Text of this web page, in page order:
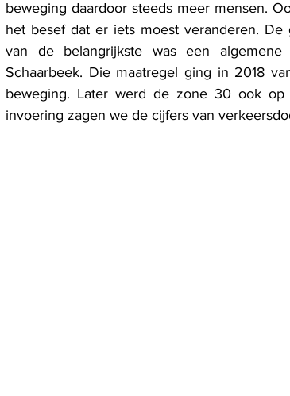
beweging daardoor steeds meer mensen.
het besef dat er iets moest veranderen.
van de belangrijkste was een
Schaarbeek. Die maatregel ging in 2018
beweging. Later werd de zone 30 ook
invoering zagen we de cijfers van